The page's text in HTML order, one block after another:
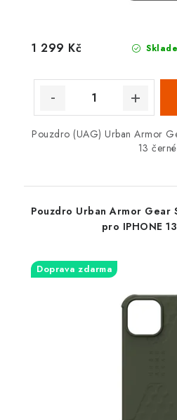
1 299 Kč
Pouzdro (UAG) Urban Armor
13 černé
Pouzdro Urban Armor Gear
pro IPHONE
Doprava zdarma